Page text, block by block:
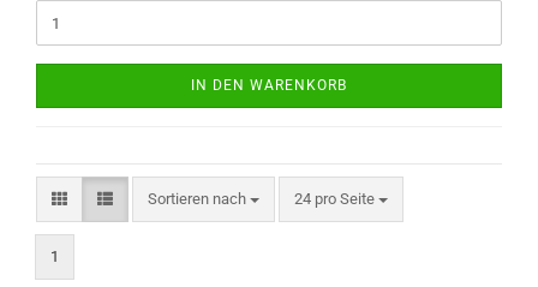
IN DEN WARENKORB
Sortieren nach
Sortieren nach 24 pro Seite
pro Seite
1